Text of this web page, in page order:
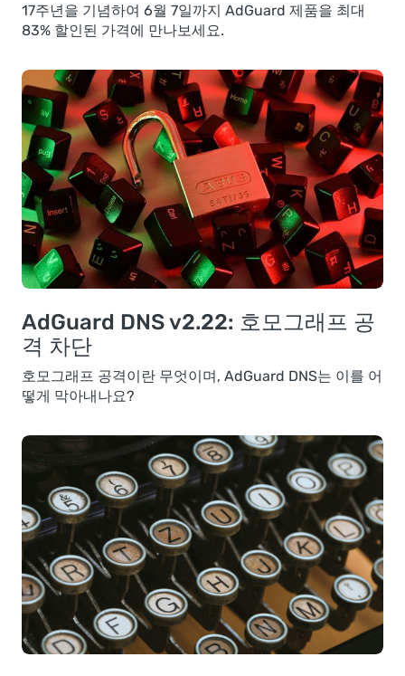
17주년을 기념하여 6월 7일까지 AdGuard 제품을 최대
83% 할인된 가격에 만나보세요.
AdGuard DNS v2.22: 호모그래프 공
격 차단
호모그래프 공격이란 무엇이며, AdGuard DNS는 이를 어
떻게 막아내나요?